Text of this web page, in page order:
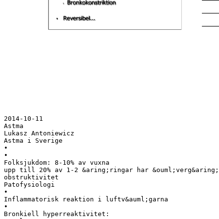
2014-10-11
Astma
Lukasz Antoniewicz
Astma i Sverige
•
•
Folksjukdom: 8-10% av vuxna
upp till 20% av 1-2 &aring;ringar har
obstruktivitet
Patofysiologi
•
Inflammatorisk reaktion i luftv&auml;garna
•
Bronkiell hyperreaktivitet: